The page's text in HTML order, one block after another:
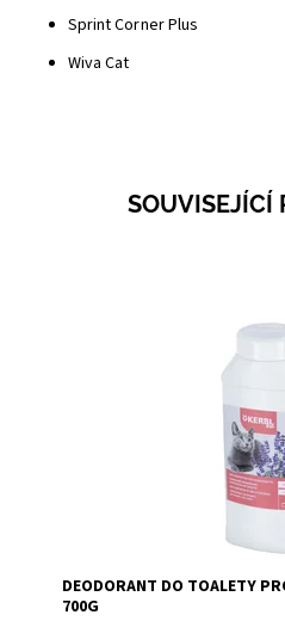
Sprint Corner Plus
Wiva Cat
SOUVISEJÍCÍ
DEODORANT DO TOALETY
700G